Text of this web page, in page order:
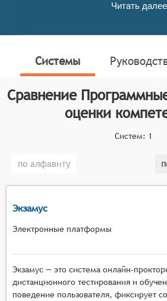
(ПИОК, англ. Competency
программы и онлайн-сервисы,
сотрудников в различных
инструменты помогают
эффективно учащиеся освоили
насколько сотрудники
и выявлять области, требующие
развития или обучения.
определяет конкретные
для систем. Для того, чтобы
на рынке Программные
компетенций, системы должны
функциональные возможности:
возможность создания и
данных компетенций,
необходимых знаний,
различных
Читать далее
Системы
Сравнение
оценки
Систем: 1
по алфавиту
Экзамус
Электронные платформы
Экзамус — это система онлайн-
дистанционного тестирования и
поведение пользователя, фиксирует